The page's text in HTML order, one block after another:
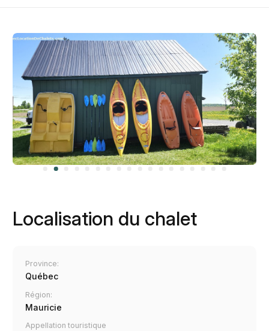
Localisation du chalet
Province:
Québec
Région:
Mauricie
Appellation touristique